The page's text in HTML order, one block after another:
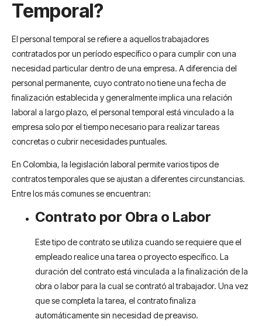
Temporal?
El personal temporal se refiere a aquellos trabajadores
contratados por un período específico o para cumplir con una
necesidad particular dentro de una empresa. A diferencia del
personal permanente, cuyo contrato no tiene una fecha de
finalización establecida y generalmente implica una relación
laboral a largo plazo, el personal temporal está vinculado a la
empresa solo por el tiempo necesario para realizar tareas
concretas o cubrir necesidades puntuales.
En Colombia, la legislación laboral permite varios tipos de
contratos temporales que se ajustan a diferentes circunstancias.
Entre los más comunes se encuentran:
Contrato por Obra o Labor
Este tipo de contrato se utiliza cuando se requiere que el
empleado realice una tarea o proyecto específico. La
duración del contrato está vinculada a la finalización de la
obra o labor para la cual se contrató al trabajador. Una vez
que se completa la tarea, el contrato finaliza
automáticamente sin necesidad de preaviso.